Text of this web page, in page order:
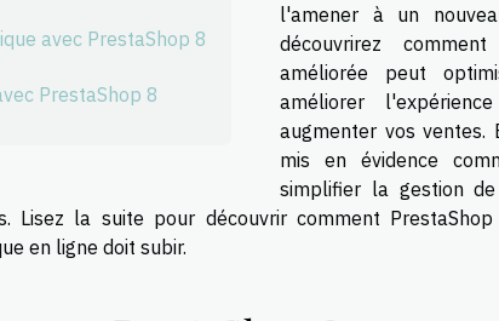
avec PrestaShop 8
PrestaShop 8
l'amener à un
découvrirez
améliorée peut
améliorer
augmenter vos ventes.
mis en évidence
simplifier la gestion
Lisez la suite pour découvrir comment
en ligne doit subir.